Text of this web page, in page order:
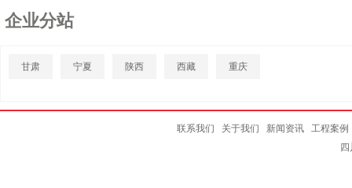
企业分站
甘肃 宁夏 陕西 西藏 重庆
联系我们 关于我们 新闻资讯
工程案例